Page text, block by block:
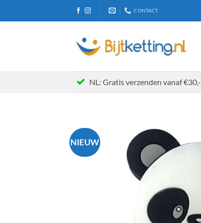
CONTACT
NL: Gratis verzenden vanaf €30,-
NIEUW